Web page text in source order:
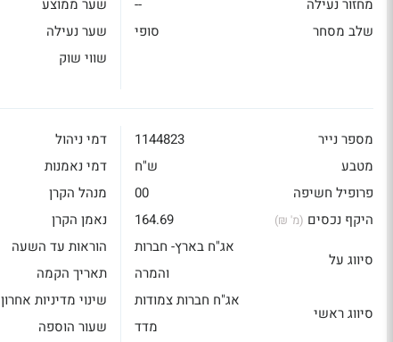
מחזור נעילה
--
שלב מסחר
סופי
שער ממוצע
שער נעילה
שווי שוק
מספר נייר
1144823
מטבע
ש"ח
פרופיל חשיפה
00
היקף נכסים (מ' ₪) 164.69
סיווג על
אג"ח בארץ- חברות
והמרה
סיווג ראשי
אג"ח חברות צמודות
מדד
דמי ניהול
דמי נאמנות
מנהל הקרן
נאמן הקרן
הוראות עד השעה
תאריך הקמה
שינוי מדיניות אחרון
שעור הוספה